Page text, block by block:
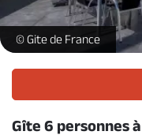
Agenda
Dormir, manger
Séjours, cadeaux
terrasse-gite-tiboire-
© Gite de France
Gîte 6 personnes